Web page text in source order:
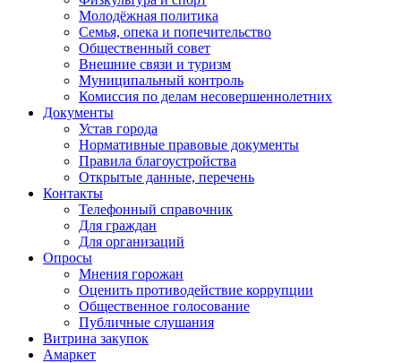
Молодёжная политика
Семья, опека и попечительство
Общественный совет
Внешние связи и туризм
Муниципальный контроль
Комиссия по делам несовершеннолетних
Документы
Устав города
Нормативные правовые документы
Правила благоустройства
Открытые данные, перечень
Контакты
Телефонный справочник
Для граждан
Для организаций
Опросы
Мнения горожан
Оценить противодействие коррупции
Общественное голосование
Публичные слушания
Витрина закупок
Амаркет